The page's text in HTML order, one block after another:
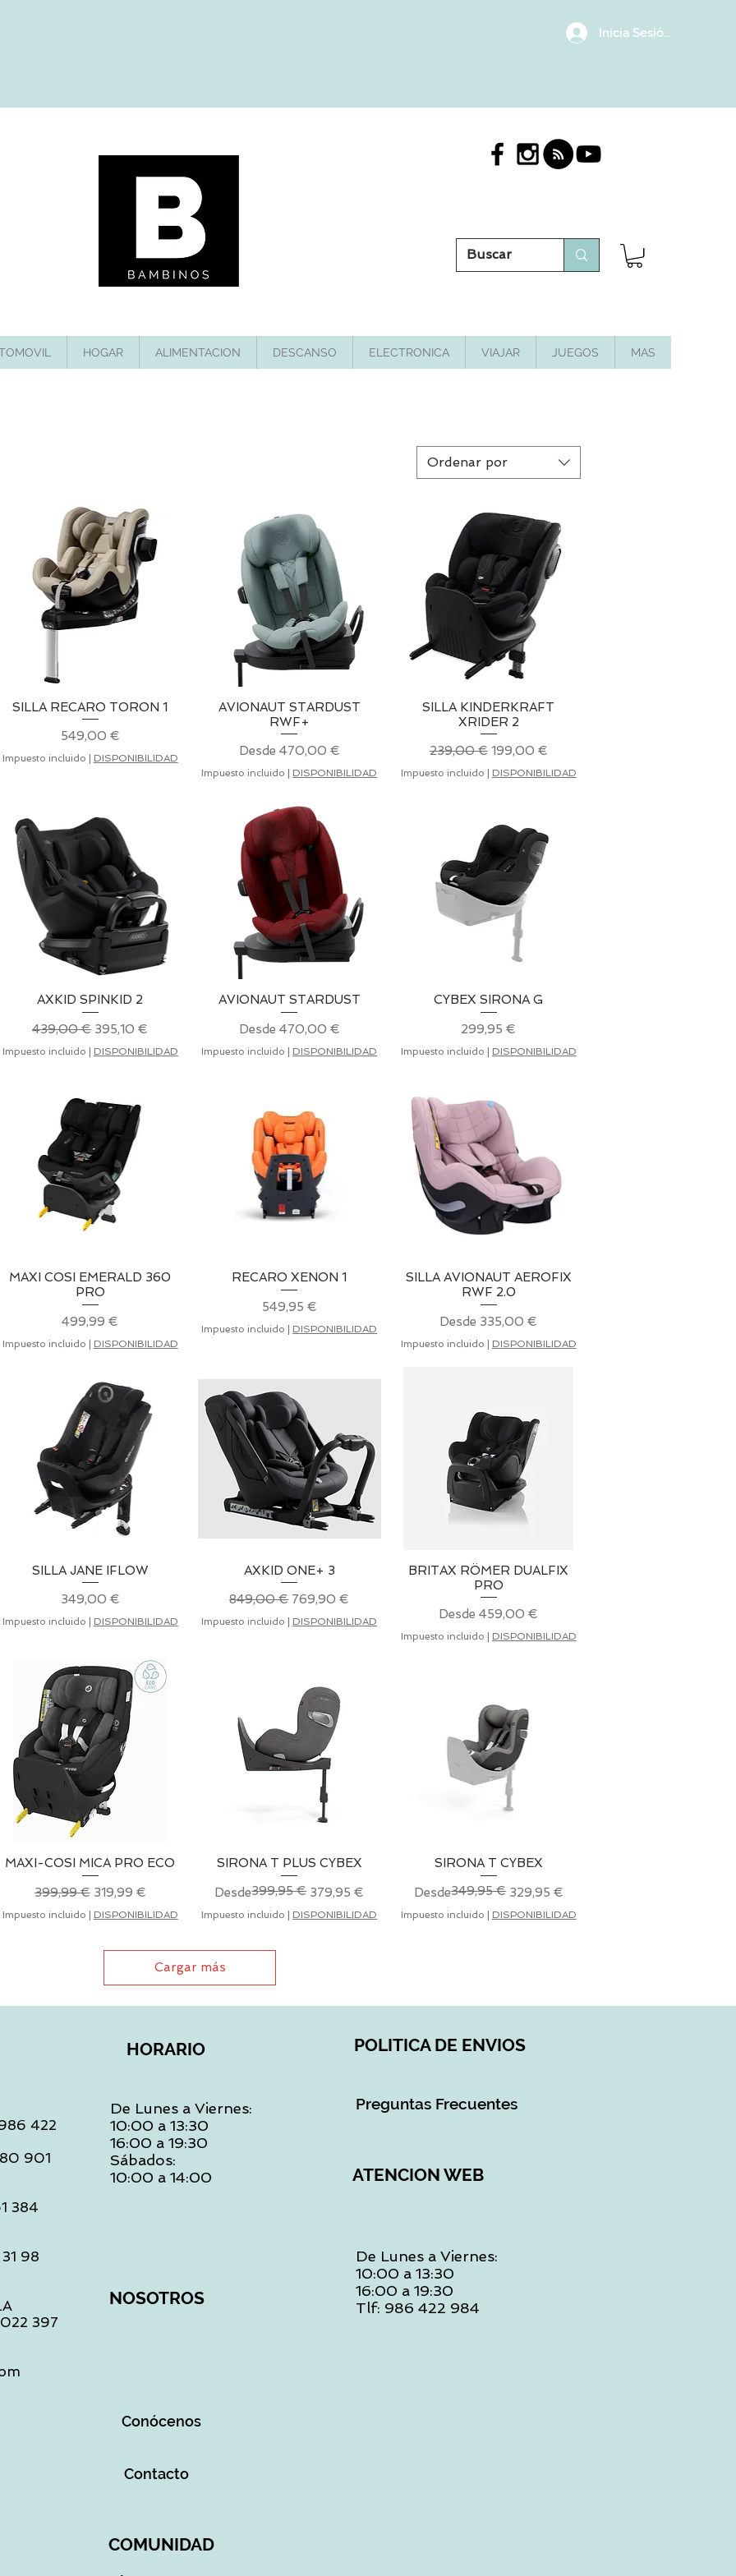
Inicia Sesión/
HOGAR ALIMENTACION DESCANSO ELECTRONICA VIAJAR JUEGOS MAS
Ordenar por
Vista rápida
SILLA RECARO TORON 1
Precio
549,00 €
Impuesto incluido DISPONIBILIDAD
Vista rápida
AVIONAUT STARDUST
RWF+
Desde 470,00 €
Precio de oferta
Impuesto incluido DISPONIBILIDAD
Vista rápida
SILLA KINDERKRAFT
XRIDER 2
Precio
239,00 € Precio de oferta
199,00 €
Impuesto incluido DISPONIBILIDAD
Vista rápida
AXKID SPINKID 2
Precio
439,00 € Precio de oferta
395,10 €
Impuesto incluido | DISPONIBILIDAD
Vista rápida
AVIONAUT STARDUST
Desde 470,00 €
Precio de oferta
Impuesto incluido | DISPONIBILIDAD
Vista rápida
CYBEX SIRONA G
Precio
299,95 €
Impuesto incluido | DISPONIBILIDAD
Vista rápida
MAXI COSI EMERALD 360
PRO
Precio
499,99 €
Impuesto incluido DISPONIBILIDAD
Vista rápida
​RECARO XENON 1
Precio
549,95 €
Impuesto incluido DISPONIBILIDAD
Vista rápida
SILLA AVIONAUT AEROFIX
RWF 2.0
Desde 335,00 €
Precio de oferta
Impuesto incluido DISPONIBILIDAD
Vista rápida
SILLA JANE IFLOW
Precio
349,00 €
Impuesto incluido DISPONIBILIDAD
Vista rápida
AXKID ONE+ 3
Precio
849,00 € Precio de oferta
769,90 €
Impuesto incluido DISPONIBILIDAD
Vista rápida
BRITAX RÖMER DUALFIX
PRO
Desde459,00 €
Precio de oferta
Impuesto incluido DISPONIBILIDAD
Vista rápida
MAXI-COSI MICA PRO ECO
Precio
399,99 € Precio de oferta
319,99 €
Impuesto incluido | DISPONIBILIDAD
Vista rápida
SIRONA T PLUS CYBEX
Desde
Precio399,95 € 379,95 €
Precio de oferta
Impuesto incluido | DISPONIBILIDAD
Vista rápida
SIRONA T CYBEX
Desde
Precio349,95 € 329,95 €
Precio de oferta
Impuesto incluido | DISPONIBILIDAD
Cargar más
422
901
384
98
397
HORARIO POLITICA DE ENVIOS
De Lunes a Viernes:
10:00 a 13:30
16:00 a 19:30
Sábados:
10:00 a 14:00
Preguntas Frecuentes
ATENCION WEB
NOSOTROS
De Lunes a Viernes:
10:00 a 13:30
16:00 a 19:30
Tlf: 986 422 984
Conócenos
Contacto
COMUNIDAD